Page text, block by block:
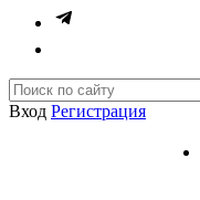
Вход Регистрация